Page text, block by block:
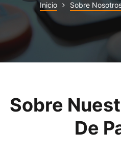
Inicio Sobre
Sobre
De